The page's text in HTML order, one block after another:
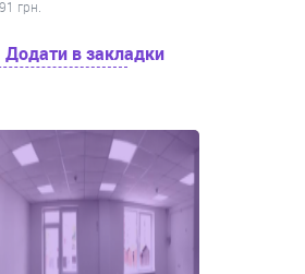
грн.
Додати в закладки